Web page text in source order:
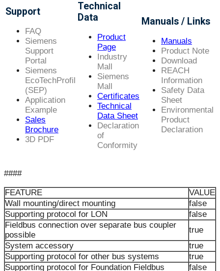
Support
FAQ
Siemens
Support
Portal
Siemens
EcoTechProfil
(SEP)
Application
Example
Sales
Brochure
3D PDF
Technical
Data
Product
Page
Industry
Mall
Siemens
Mall
Certificates
Technical
Data Sheet
Declaration
of
Conformity
Manuals / Links
Manuals
Product Note
Download
REACH
Information
Safety Data
Sheet
Environmental
Product
Declaration
####
FEATURE
VALUE
Wall mounting/direct mounting
false
Supporting protocol for LON
false
Fieldbus connection over separate bus coupler
possible
true
System accessory
true
Supporting protocol for other bus systems
true
Supporting protocol for Foundation Fieldbus
false